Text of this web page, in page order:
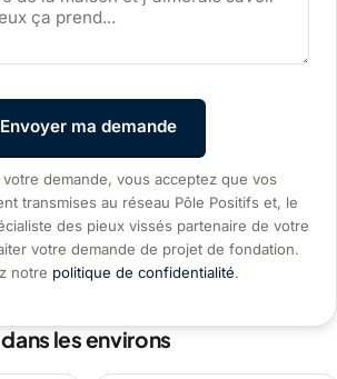
Envoyer ma demande
votre demande, vous acceptez que vos
transmises au réseau Pôle Positifs et, le
des pieux vissés partenaire de votre
votre demande de projet de fondation.
notre politique de confidentialité.
les environs